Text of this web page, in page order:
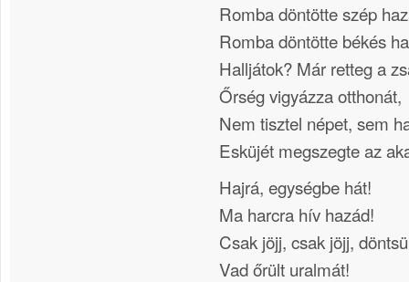
Romba döntötte szép
Romba döntötte békés
Halljátok? Már retteg a
Őrség vigyázza otthonát,
Nem tisztel népet, sem
Esküjét megszegte az
Hajrá, egységbe hát!
Ma harcra hív hazád!
Csak jöjj, csak jöjj,
Vad őrült uralmát!